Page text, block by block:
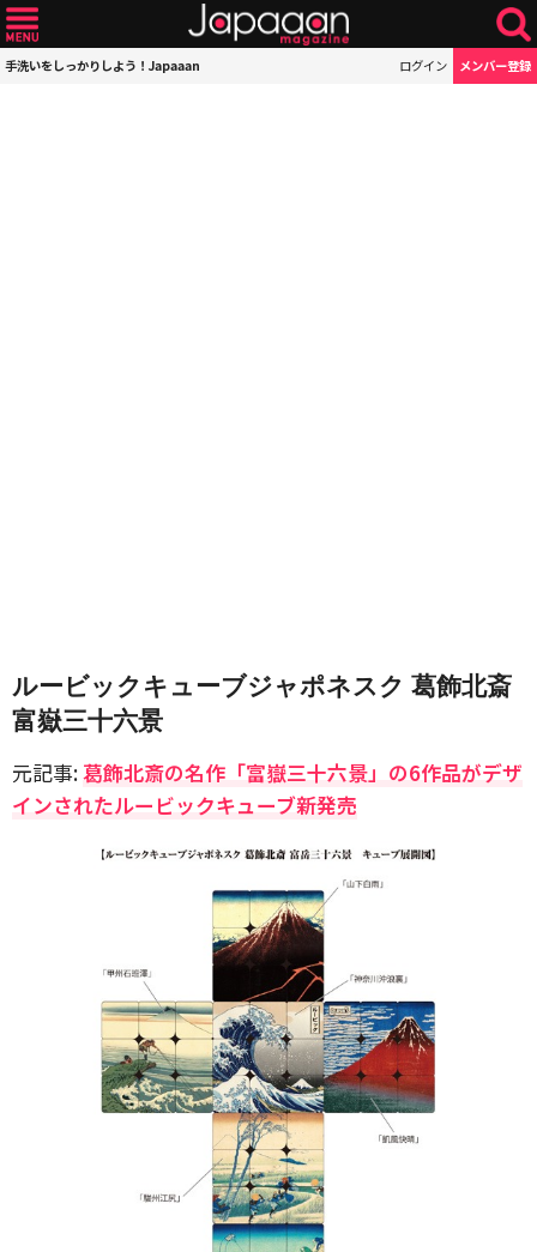
手洗いをしっかりしよう！Japaaan ログイン メンバー登録
ルービックキューブジャポネスク 葛飾北斎
富嶽三十六景
元記事:葛飾北斎の名作「富嶽三十六景」の6作品がデザ
インされたルービックキューブ新発売